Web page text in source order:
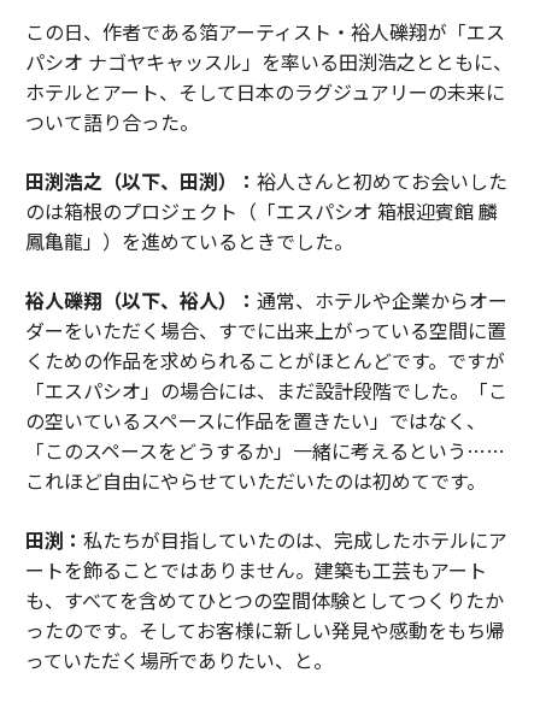
この日、作者である箔アーティスト・裕人礫翔が「エス
パシオ ナゴヤキャッスル」を率いる田渕浩之とともに、
ホテルとアート、そして日本のラグジュアリーの未来に
ついて語り合った。
田渕浩之（以下、田渕）： 裕人さんと初めてお会いした
のは箱根のプロジェクト（「エスパシオ 箱根迎賓館 麟
鳳亀龍」）を進めているときでした。
裕人礫翔（以下、裕人）： 通常、ホテルや企業からオー
ダーをいただく場合、すでに出来上がっている空間に置
くための作品を求められることがほとんどです。ですが
「エスパシオ」の場合には、まだ設計段階でした。「こ
の空いているスペースに作品を置きたい」ではなく、
「このスペースをどうするか」一緒に考えるという……
これほど自由にやらせていただいたのは初めてです。
田渕： 私たちが目指していたのは、完成したホテルにア
ートを飾ることではありません。建築も工芸もアート
も、すべてを含めてひとつの空間体験としてつくりたか
ったのです。そしてお客様に新しい発見や感動をもち帰
っていただく場所でありたい、と。